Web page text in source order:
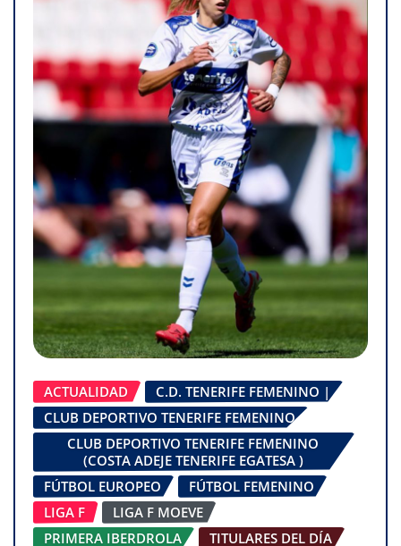
ACTUALIDAD
C.D. TENERIFE FEMENINO |
CLUB DEPORTIVO TENERIFE FEMENINO
CLUB DEPORTIVO TENERIFE FEMENINO
(COSTA ADEJE TENERIFE EGATESA )
FÚTBOL EUROPEO
FÚTBOL FEMENINO
LIGA F
LIGA F MOEVE
PRIMERA IBERDROLA
TITULARES DEL DÍA